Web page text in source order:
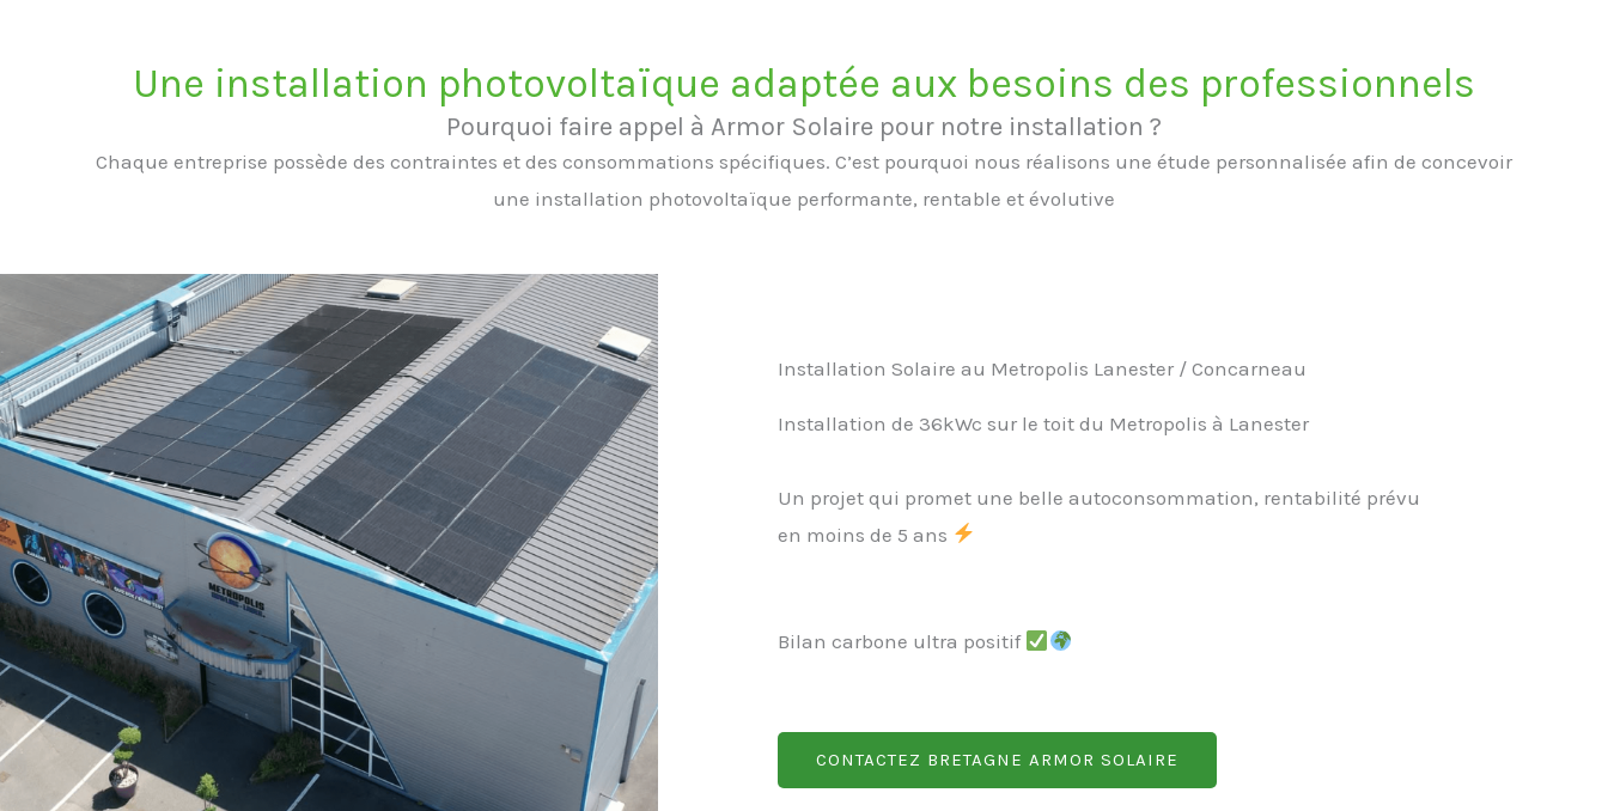
Une installation photovoltaïque adaptée aux besoins des professionnels
Pourquoi faire appel à Armor Solaire pour notre installation ?
Chaque entreprise possède des contraintes et des consommations spécifiques. C’est pourquoi nous réalisons une étude personnalisée afin de concevoir
une installation photovoltaïque performante, rentable et évolutive
Installation Solaire au Metropolis Lanester / Concarneau
Installation de 36kWc sur le toit du Metropolis à Lanester
Un projet qui promet une belle autoconsommation, rentabilité prévu
en moins de 5 ans
Bilan carbone ultra positif
CONTACTEZ BRETAGNE ARMOR SOLAIRE